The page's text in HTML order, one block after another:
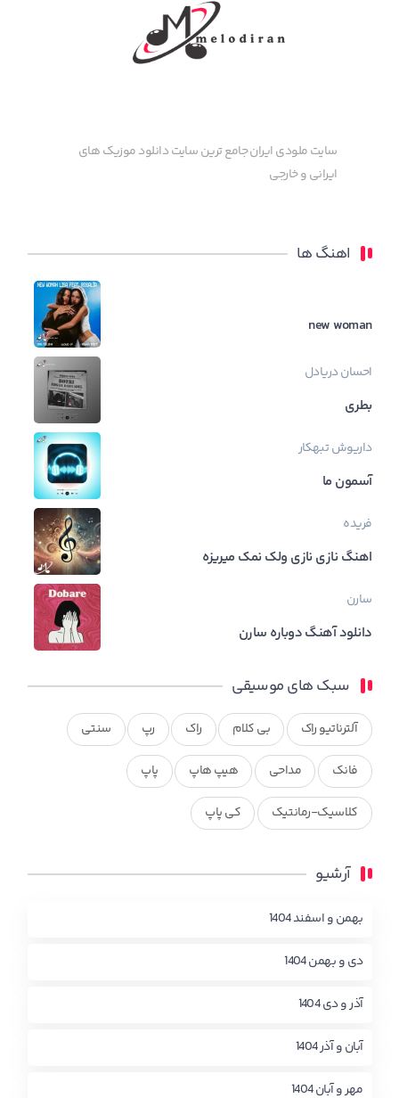
سایت ملودی ایران جامع ترین سایت دانلود موزیک های
ایرانی و خارجی
اهنگ ها
new woman
احسان دریادل
بطری
داریوش تبهکار
آسمون ما
فریده
اهنگ نازی نازی ولک نمک میریزه
سارن
دانلود آهنگ دوباره سارن
سبک های موسیقی
آلترناتیو راک بی کلام راک رپ سنتی
فانک مداحی هیپ هاپ پاپ
کلاسیک-رمانتیک کی پاپ
آرشیو
بهمن و اسفند 1404
دی و بهمن 1404
آذر و دی 1404
آبان و آذر 1404
مهر و آبان 1404